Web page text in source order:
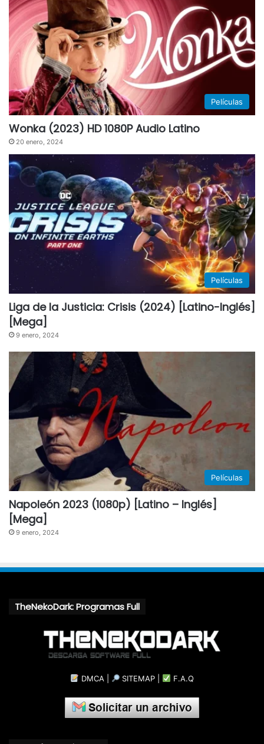
Películas
Wonka (2023) HD 1080P Audio Latino
20 enero, 2024
Películas
Liga de la Justicia: Crisis (2024) [Latino-Inglés]
[Mega]
9 enero, 2024
Películas
Napoleón 2023 (1080p) [Latino – Inglés]
[Mega]
9 enero, 2024
TheNekoDark: Programas Full
DMCA SITEMAP F.A.Q